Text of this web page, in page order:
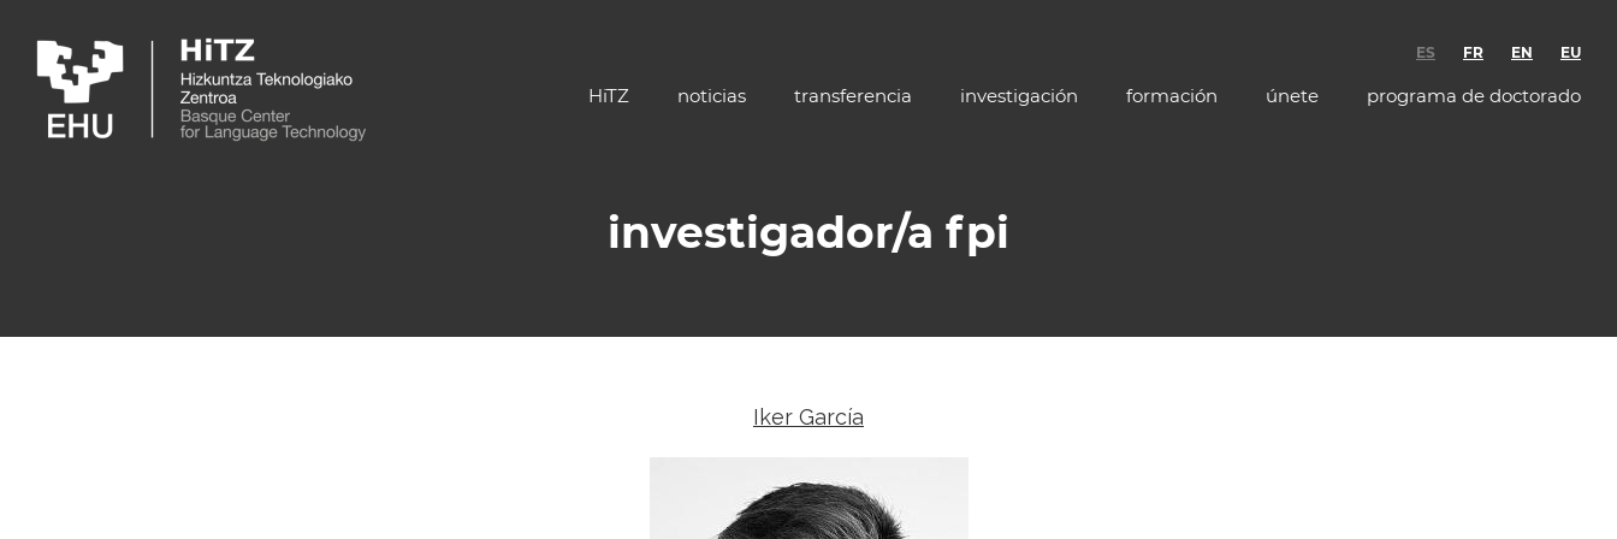
ES FR EN EU
HiTZ noticias transferencia investigación formación únete programa de doctorado
investigador/a fpi
Iker García